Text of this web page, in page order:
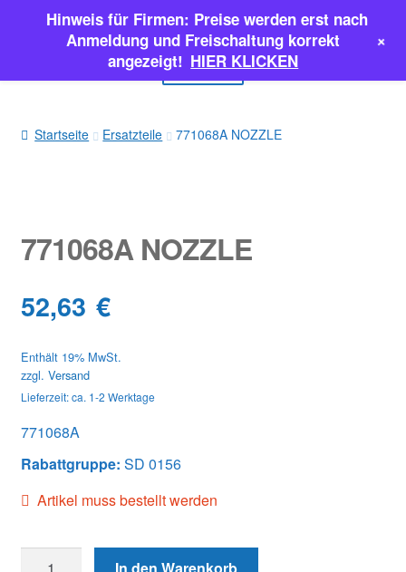
springen
springen
Menü
SALE
Classic Parts
Startseite Ersatzteile 771068A NOZZLE
771068A NOZZLE
52,63 €
Enthält 19% MwSt.
zzgl. Versand
Lieferzeit: ca. 1-2 Werktage
771068A
Rabattgruppe: SD 0156
Artikel muss bestellt werden
In den Warenkorb
Hinweis für Firmen: Preise werden erst nach
Anmeldung und Freischaltung korrekt
angezeigt! HIER KLICKEN
+